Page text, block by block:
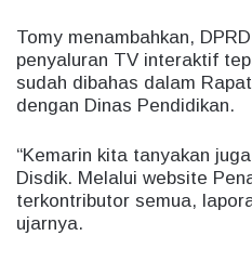
Tomy menambahkan,
penyaluran TV interaktif
sudah dibahas dalam
dengan Dinas Pendidikan.
“Kemarin kita tanyakan
Disdik. Melalui website
terkontributor semua,
ujarnya.